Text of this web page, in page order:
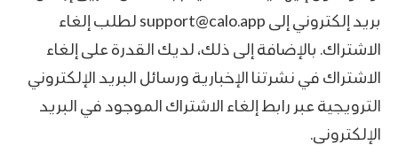
بريد إلكتروني إلى support@calo.app لطلب إلغاء
الاشتراك. بالإضافة إلى ذلك، لديك القدرة على إلغاء
الاشتراك في نشرتنا الإخبارية ورسائل البريد الإلكتروني
الترويجية عبر رابط إلغاء الاشتراك الموجود في البريد
الإلكتروني.